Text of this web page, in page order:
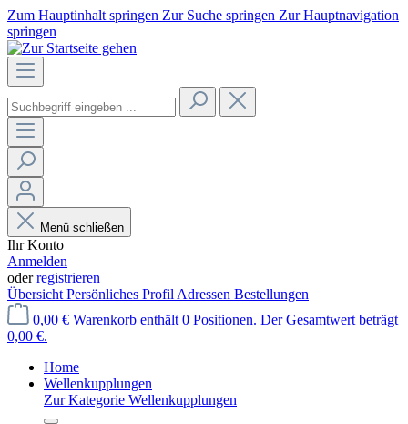
Zum Hauptinhalt springen Zur Suche springen Zur Hauptnavigation
springen
Menü schließen
Ihr Konto
Anmelden
oderregistrieren
Übersicht Persönliches Profil Adressen Bestellungen
0,00 € Warenkorb enthält 0 Positionen. Der Gesamtwert beträgt
0,00 €.
Home
Wellenkupplungen
Zur Kategorie Wellenkupplungen